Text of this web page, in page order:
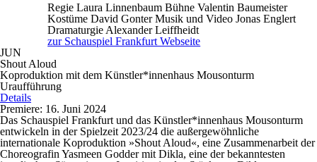
Regie Laura LinnenbaumBühneValentin Baumeister
Kostüme David GonterMusik und Video Jonas Englert
Dramaturgie Alexander Leiffheidt
zur Schauspiel Frankfurt Webseite
JUN
Shout Aloud
Koproduktion mit dem Künstler*innenhaus Mousonturm
Uraufführung
Details
Premiere: 16. Juni 2024
Das Schauspiel Frankfurt und das Künstler*innenhaus Mousonturm
entwickeln in der Spielzeit 2023/24 die außergewöhnliche
internationale Koproduktion »Shout Aloud«, eine Zusammenarbeit der
Choreografin Yasmeen Godder mit Dikla, eine der bekanntesten